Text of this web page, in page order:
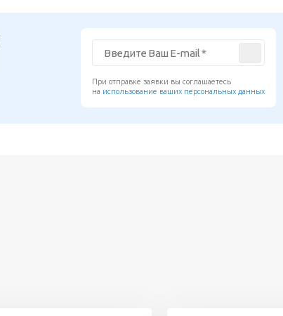
При отправке заявки вы соглашаетесь
на использование ваших персональных данных